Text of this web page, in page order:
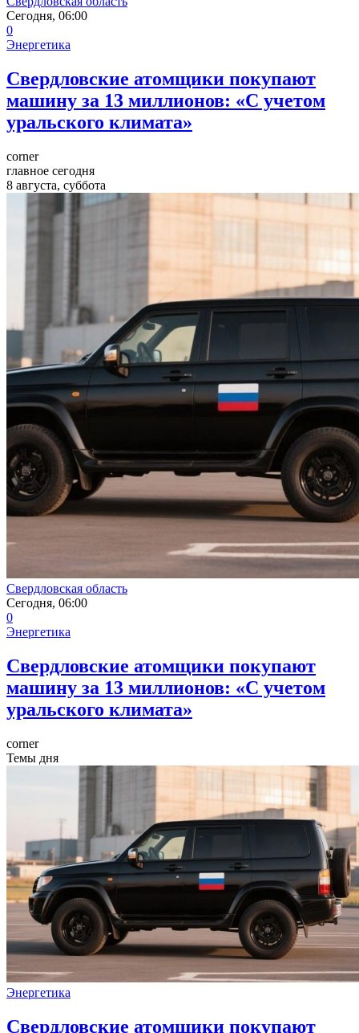
Сегодня, 06:00
0
Энергетика
Свердловские атомщики покупают
машину за 13 миллионов: «С учетом
уральского климата»
corner
главное сегодня
8 августа, суббота
Свердловская область
Сегодня, 06:00
0
Энергетика
Свердловские атомщики покупают
машину за 13 миллионов: «С учетом
уральского климата»
corner
Темы дня
Энергетика
Свердловские атомщики покупают